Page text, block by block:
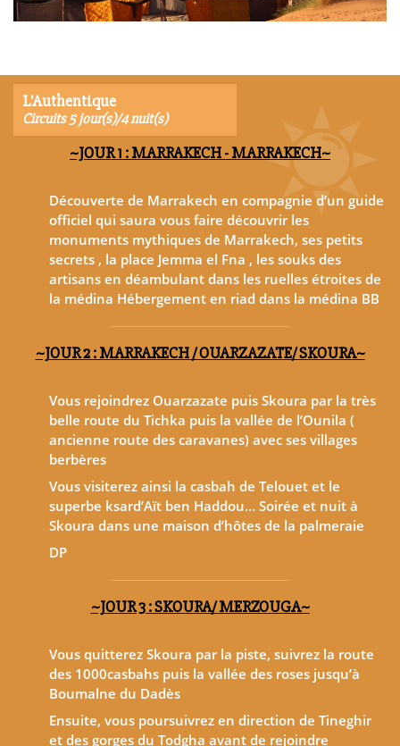
L'Authentique
Circuits 5 jour(s)/4 nuit(s)
~JOUR 1 : MARRAKECH - MARRAKECH~
Découverte de Marrakech en compagnie d’un guide
officiel qui saura vous faire découvrir les
monuments mythiques de Marrakech, ses petits
secrets , la place Jemma el Fna , les souks des
artisans en déambulant dans les ruelles étroites de
la médina Hébergement en riad dans la médina BB
~JOUR 2 : MARRAKECH / OUARZAZATE/ SKOURA~
Vous rejoindrez Ouarzazate puis Skoura par la très
belle route du Tichka puis la vallée de l’Ounila (
ancienne route des caravanes) avec ses villages
berbères
Vous visiterez ainsi la casbah de Telouet et le
superbe ksard’Aït ben Haddou… Soirée et nuit à
Skoura dans une maison d’hôtes de la palmeraie
DP
~JOUR 3 : SKOURA/ MERZOUGA~
Vous quitterez Skoura par la piste, suivrez la route
des 1000casbahs puis la vallée des roses jusqu’à
Boumalne du Dadès
Ensuite, vous poursuivrez en direction de Tineghir
et des gorges du Todgha avant de rejoindre